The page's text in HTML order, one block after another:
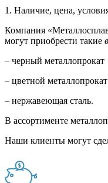
1. Наличие, цена,
Компания
могут приобрести такие
– черный металлопрокат
– цветной металлопрокат
– нержавеющая сталь.
В ассортименте
Наши клиенты могут